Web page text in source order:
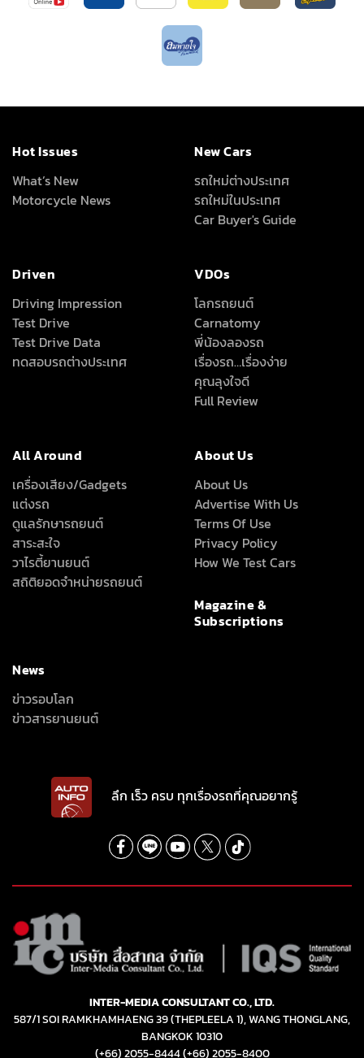
Hot Issues
What’s New
Motorcycle News
New Cars
รถใหม่ต่างประเทศ
รถใหม่ในประเทศ
Car Buyer's Guide
Driven
Driving Impression
Test Drive
Test Drive Data
ทดสอบรถต่างประเทศ
VDOs
โลกรถยนต์
Carnatomy
พี่น้องลองรถ
เรื่องรถ…เรื่องง่าย
คุณลุงใจดี
Full Review
All Around
เครื่องเสียง/Gadgets
แต่งรถ
ดูแลรักษารถยนต์
สาระสะใจ
วาไรตี้ยานยนต์
สถิติยอดจำหน่ายรถยนต์
About Us
About Us
Advertise With Us
Terms Of Use
Privacy Policy
How We Test Cars
Magazine &
Subscriptions
News
ข่าวรอบโลก
ข่าวสารยานยนต์
ลึก เร็ว ครบ ทุกเรื่องรถที่คุณอยากรู้
INTER-MEDIA CONSULTANT CO., LTD.
587/1 SOI RAMKHAMHAENG 39 (THEPLEELA 1), WANG THONGLANG,
BANGKOK 10310
(+66) 2055-8444(+66) 2055-8400